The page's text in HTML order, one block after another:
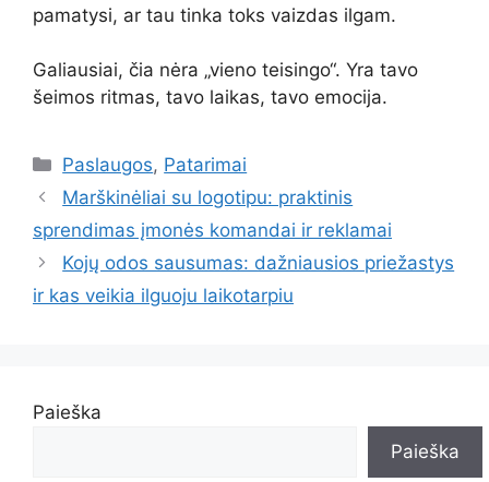
pamatysi, ar tau tinka toks vaizdas ilgam.
Galiausiai, čia nėra „vieno teisingo“. Yra tavo
šeimos ritmas, tavo laikas, tavo emocija.
Kategorijos
Paslaugos, Patarimai
Marškinėliai su logotipu: praktinis
sprendimas įmonės komandai ir reklamai
Kojų odos sausumas: dažniausios priežastys
ir kas veikia ilguoju laikotarpiu
Paieška
Paieška